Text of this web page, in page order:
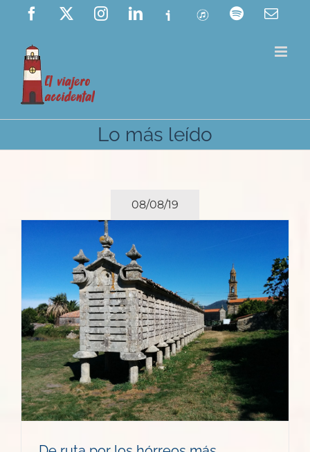
Saltar
contenido
Facebook InstagramLinkedIn
Ivoox ITunes Spotify
Lo más leído
08/08/19